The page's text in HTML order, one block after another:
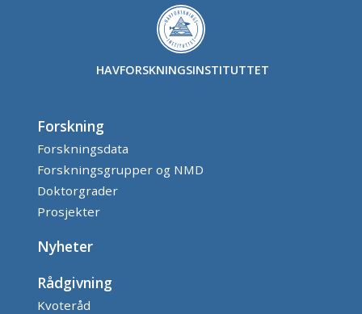
HAVFORSKNINGSINSTITUTTET
Forskning
Forskningsdata
Forskningsgrupper og NMD
Doktorgrader
Prosjekter
Nyheter
Rådgivning
Kvoteråd